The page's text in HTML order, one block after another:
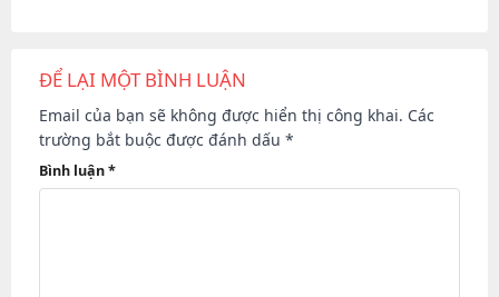
ĐỂ LẠI MỘT BÌNH LUẬN
Email của bạn sẽ không được hiển thị công khai. Các
trường bắt buộc được đánh dấu *
Bình luận*